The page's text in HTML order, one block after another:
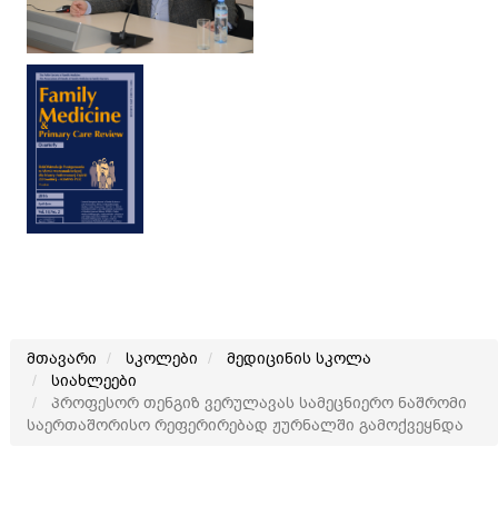
მთავარი სკოლები
მედიცინის სკოლა
სიახლეები
პროფესორ თენგიზ ვერულავას სამეცნიერო ნაშრომი
საერთაშორისო რეფერირებად ჟურნალში გამოქვეყნდა